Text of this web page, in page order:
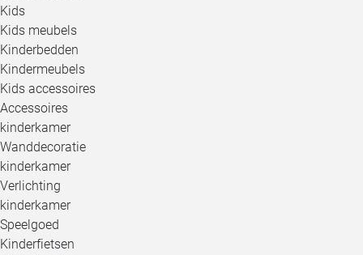
Kids
Kids meubels
Kinderbedden
Kindermeubels
Kids accessoires
Accessoires
kinderkamer
Wanddecoratie
kinderkamer
Verlichting
kinderkamer
Speelgoed
Kinderfietsen